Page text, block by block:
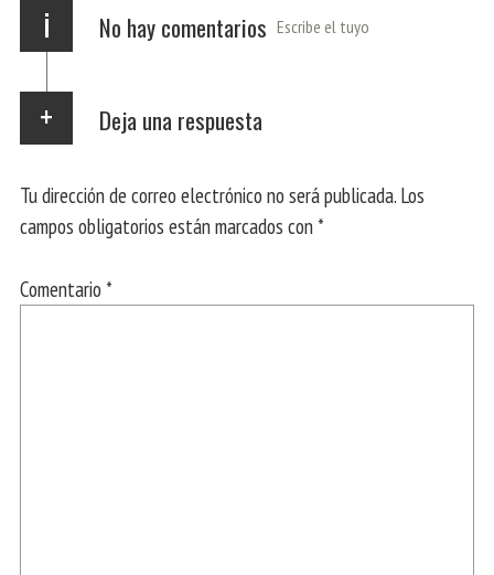
i No hay comentarios Escribe el tuyo
Deja una respuesta
Tu dirección de correo electrónico no será publicada. Los
campos obligatorios están marcados con *
Comentario *